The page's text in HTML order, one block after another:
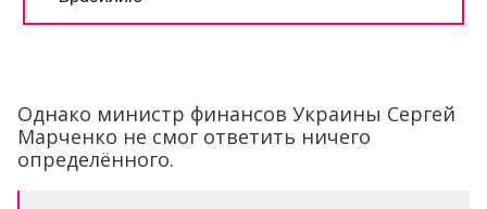
Однако министр финансов Украины Сергей
Марченко не смог ответить ничего
определённого.